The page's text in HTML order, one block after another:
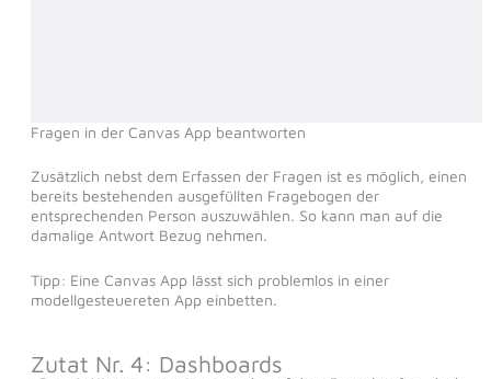
Fragen in der Canvas App beantworten
Zusätzlich nebst dem Erfassen der Fragen ist es möglich, einen
bereits bestehenden ausgefüllten Fragebogen der
entsprechenden Person auszuwählen. So kann man auf die
damalige Antwort Bezug nehmen.
Tipp: Eine Canvas App lässt sich problemlos in einer
modellgesteuereten App einbetten.
Zutat Nr. 4: Dashboards